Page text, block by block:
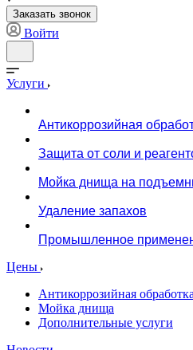
Заказать звонок
Войти
Услуги
Антикоррозийная
Защита от соли и
Мойка днища на
Удаление запахов
Промышленное
Цены
Антикоррозийная обработка
Мойка днища
Дополнительные услуги